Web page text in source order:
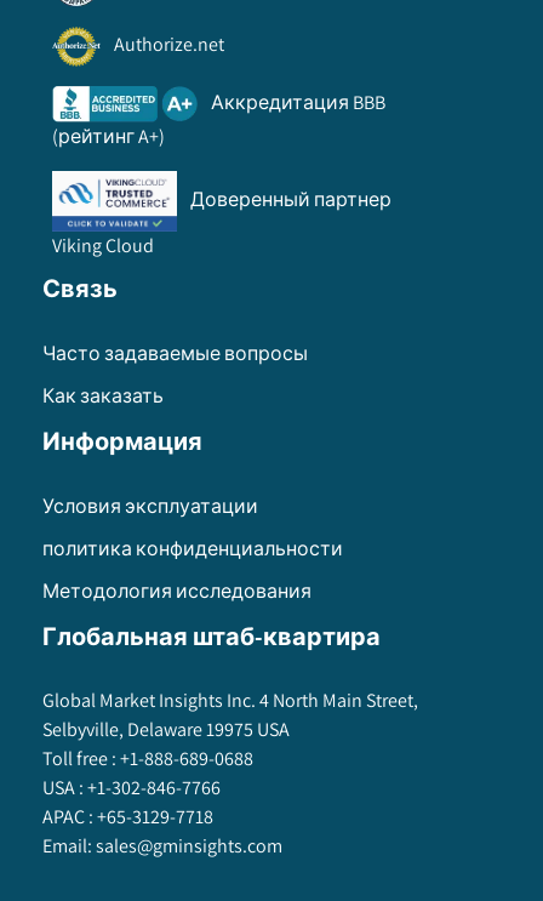
Authorize.net
Аккредитация BBB
(рейтинг A+)
Доверенный партнер
Viking Cloud
Связь
Часто задаваемые вопросы
Как заказать
Информация
Условия эксплуатации
политика конфиденциальности
Методология исследования
Глобальная штаб-квартира
Global Market Insights Inc. 4 North Main Street,
Selbyville, Delaware 19975 USA
Toll free :+1-888-689-0688
USA :+1-302-846-7766
APAC :+65-3129-7718
Email:sales@gminsights.com